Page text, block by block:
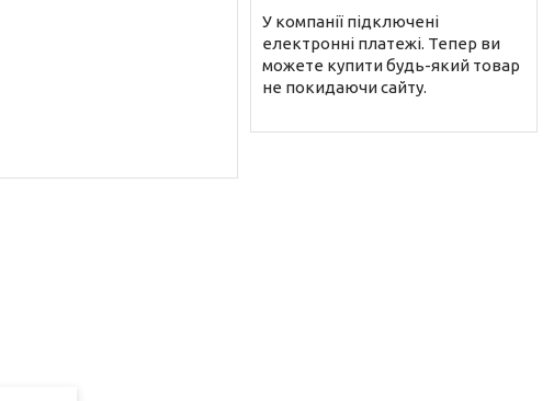
У компанії підключені
електронні платежі. Тепер ви
можете купити будь-який товар
не покидаючи сайту.